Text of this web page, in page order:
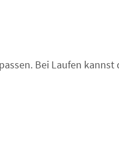
Bei Laufen kannst